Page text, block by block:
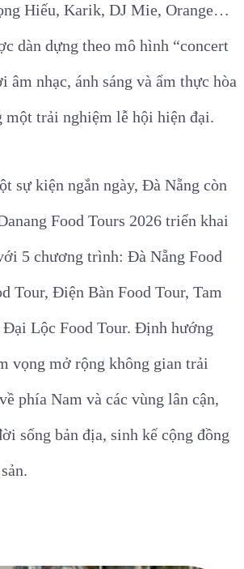
Hiếu, Karik, DJ Mie, Orange…
dàn dựng theo mô hình “concert
âm nhạc, ánh sáng và ẩm thực hòa
một trải nghiệm lễ hội hiện đại.
sự kiện ngắn ngày, Đà Nẵng còn
Food Tours 2026 triển khai
5 chương trình: Đà Nẵng Food
Tour, Điện Bàn Food Tour, Tam
Lộc Food Tour. Định hướng
vọng mở rộng không gian trải
phía Nam và các vùng lân cận,
sống bản địa, sinh kế cộng đồng